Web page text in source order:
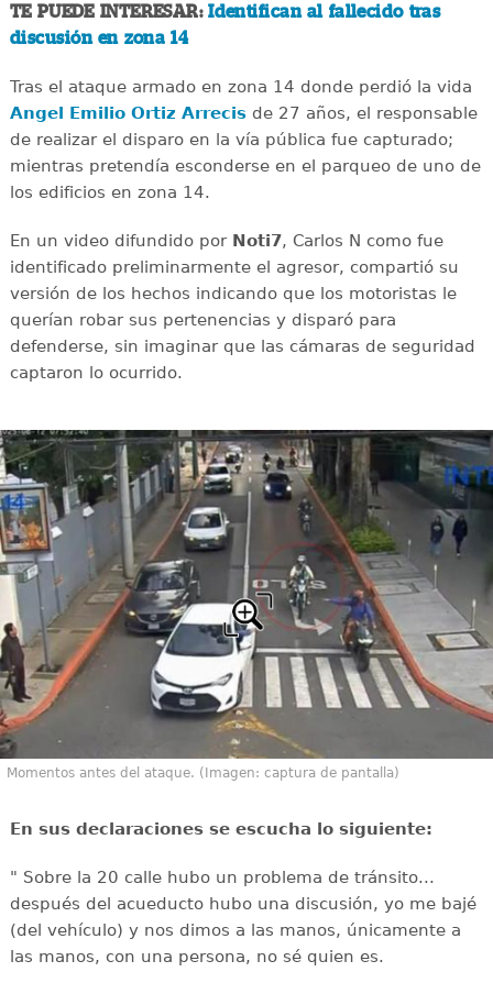
TE PUEDE INTERESAR:Identifican al fallecido tras
discusión en zona 14
Tras el ataque armado en zona 14 donde perdió la vida
Angel Emilio Ortiz Arrecis de 27 años, el responsable
de realizar el disparo en la vía pública fue capturado;
mientras pretendía esconderse en el parqueo de uno de
los edificios en zona 14.
En un video difundido por Noti7, Carlos N como fue
identificado preliminarmente el agresor, compartió su
versión de los hechos indicando que los motoristas le
querían robar sus pertenencias y disparó para
defenderse, sin imaginar que las cámaras de seguridad
captaron lo ocurrido.
Momentos antes del ataque. (Imagen: captura de pantalla)
En sus declaraciones se escucha lo siguiente:
" Sobre la 20 calle hubo un problema de tránsito...
después del acueducto hubo una discusión, yo me bajé
(del vehículo) y nos dimos a las manos, únicamente a
las manos, con una persona, no sé quien es.